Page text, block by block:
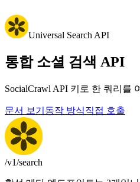
Universal Search API
통합 소셜 검색 API
SocialCrawl API 키로 한 쿼리를
문서 보기 동작 방식직접 호출
/v1/search